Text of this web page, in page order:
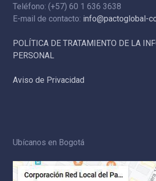
Teléfono: (+57) 60 1 636 3638
E-mail de contacto: info@pactoglobal-
POLÍTICA DE TRATAMIENTO DE LA
PERSONAL
Aviso de Privacidad
Ubícanos en Bogotá